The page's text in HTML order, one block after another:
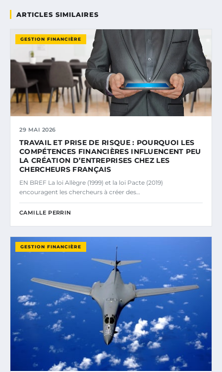
ARTICLES SIMILAIRES
GESTION FINANCIÈRE
29 MAI 2026
TRAVAIL ET PRISE DE RISQUE : POURQUOI LES
COMPÉTENCES FINANCIÈRES INFLUENCENT PEU
LA CRÉATION D’ENTREPRISES CHEZ LES
CHERCHEURS FRANÇAIS
EN BREF La loi Allègre (1999) et la loi Pacte (2019)
encouragent les chercheurs à créer des…
CAMILLE PERRIN
GESTION FINANCIÈRE